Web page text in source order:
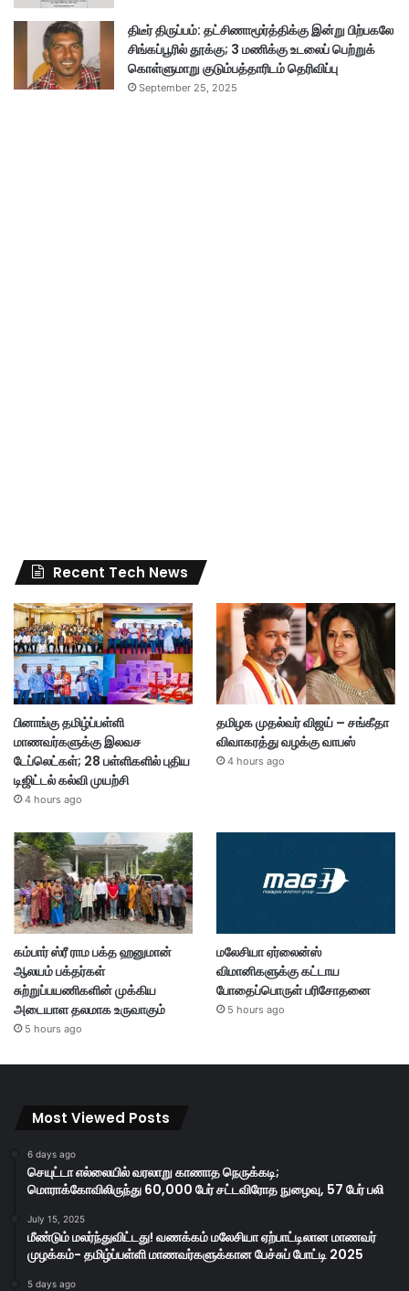
திடீர் திருப்பம்: தட்சிணாமூர்த்திக்கு இன்று பிற்பகலே
சிங்கப்பூரில் தூக்கு; 3 மணிக்கு உடலைப் பெற்றுக்
கொள்ளுமாறு குடும்பத்தாரிடம் தெரிவிப்பு
September 25, 2025
Recent Tech News
பினாங்கு தமிழ்ப்பள்ளி
மாணவர்களுக்கு இலவச
டேப்லெட்கள்; 28 பள்ளிகளில் புதிய
டிஜிட்டல் கல்வி முயற்சி
4 hours ago
தமிழக முதல்வர் விஜய் – சங்கீதா
விவாகரத்து வழக்கு வாபஸ்
4 hours ago
கம்பார் ஸ்ரீ ராம பக்த ஹனுமான்
ஆலயம் பக்தர்கள்
சுற்றுப்பயணிகளின் முக்கிய
அடையாள தலமாக உருவாகும்
5 hours ago
மலேசியா ஏர்லைன்ஸ்
விமானிகளுக்கு கட்டாய
போதைப்பொருள் பரிசோதனை
5 hours ago
Most Viewed Posts
6 days ago
செயுட்டா எல்லையில் வரலாறு காணாத நெருக்கடி;
மொராக்கோவிலிருந்து 60,000 பேர் சட்டவிரோத நுழைவு, 57 பேர் பலி
July 15, 2025
மீண்டும் மலர்ந்துவிட்டது! வணக்கம் மலேசியா ஏற்பாட்டிலான மாணவர்
முழக்கம்- தமிழ்ப்பள்ளி மாணவர்களுக்கான பேச்சுப் போட்டி 2025
5 days ago